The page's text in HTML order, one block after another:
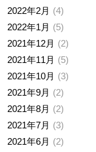
2022年2月
4
2022年1月
5
2021年12月
2
2021年11月
5
2021年10月
3
2021年9月
2
2021年8月
2
2021年7月
3
2021年6月
2